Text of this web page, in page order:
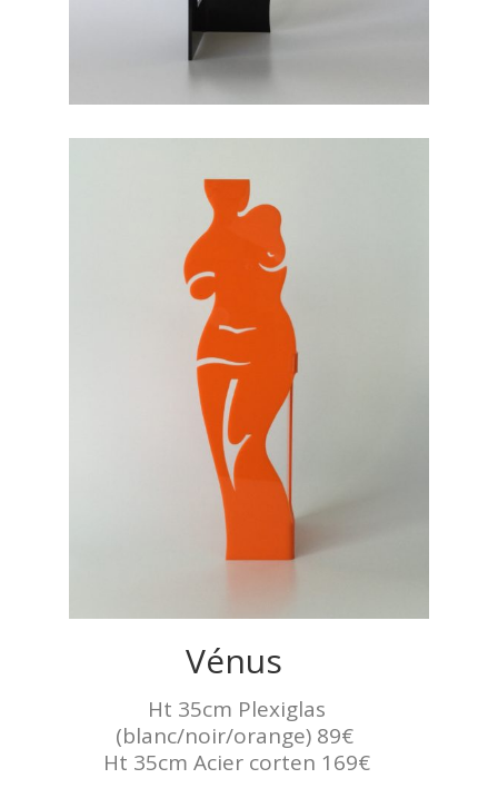
Vénus
Ht 35cm Plexiglas
(blanc/noir/orange) 89€
Ht 35cm Acier corten 169€